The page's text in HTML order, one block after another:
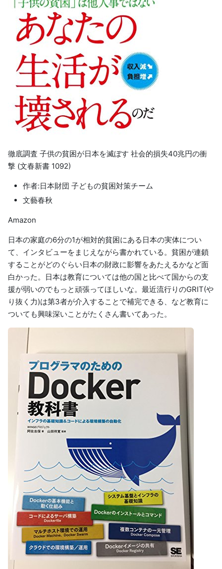
徹底調査 子供の貧困が日本を滅ぼす 社会的損失40兆円の衝
撃 (文春新書 1092)
作者:日本財団 子どもの貧困対策チーム
文藝春秋
Amazon
日本の家庭の6分の1が相対的貧困にある日本の実体につい
て、インタビューをまじえながら書かれている。貧困が連鎖
することがどのぐらい日本の財政に影響をあたえるかなど面
白かった。日本は教育については他の国と比べて国からの支
援が弱いのでもっと頑張ってほしいな。最近流行りのGRIT(や
り抜く力)は第3者が介入することで補完できる、など教育に
ついても興味深いことがたくさん書いてあった。